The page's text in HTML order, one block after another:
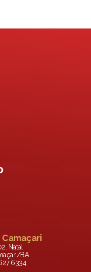
Natal
BA
6334